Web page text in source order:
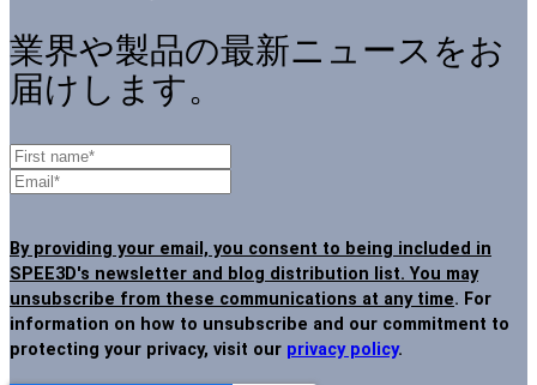
業界や製品の最新ニュースをお
届けします。
By providing your email, you consent to being included in
SPEE3D's newsletter and blog distribution list. You may
unsubscribe from these communications at any time. For
information on how to unsubscribe and our commitment to
protecting your privacy, visit our privacy policy.